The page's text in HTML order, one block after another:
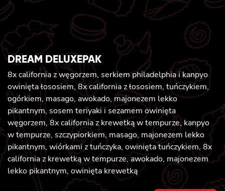
DREAM DELUXEPAK
8x california z węgorzem, serkiem philadelphia i kanpyo
owinięta łososiem, 8x california z łososiem, tuńczykiem,
ogórkiem, masago, awokado, majonezem lekko
pikantnym, sosem teriyaki i sezamem owinięta
węgorzem, 8x california z krewetką w tempurze, kanpyo
w tempurze, szczypiorkiem, masago, majonezem lekko
pikantnym, wiórkami z tuńczyka, owinięta tuńczykiem, 8x
california z krewetką w tempurze, awokado, majonezem
lekko pikantnym, owinięta krewetką